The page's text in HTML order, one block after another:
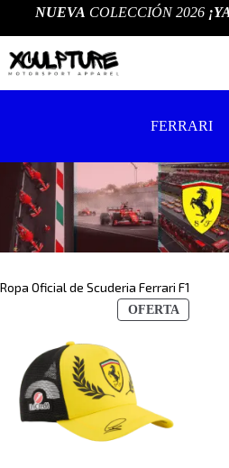
contenido
NUEVA COLECCIÓN 2026
FERRARI
Ropa Oficial de Scuderia Ferrari F1
OFERTA
EN